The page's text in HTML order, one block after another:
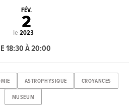
le
FÉV.
2
2023
18:30 À 20:00
ASTROPHYSIQUE CROYANCES
MUSEUM